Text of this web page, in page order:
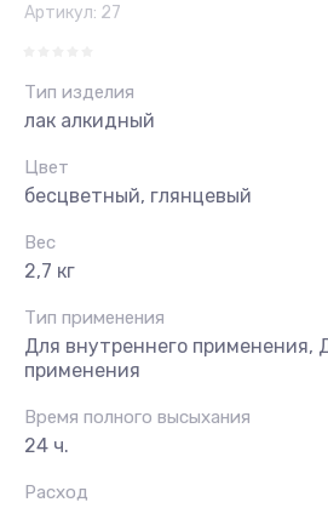
Артикул: 27
Тип изделия
лак алкидный
Цвет
бесцветный, глянцевый
Вес
2,7 кг
Тип применения
Для внутреннего применения,
применения
Время полного высыхания
24 ч.
Расход